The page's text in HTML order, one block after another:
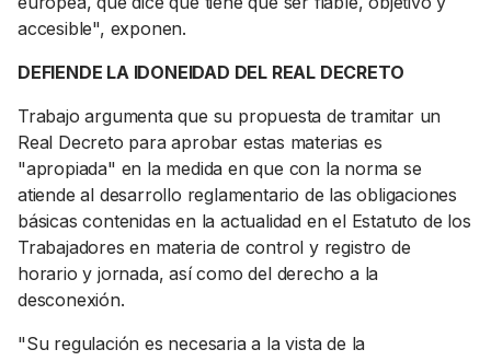
accesible", exponen.
DEFIENDE LA IDONEIDAD DEL REAL DECRETO
Trabajo argumenta que su propuesta de tramitar un
Real Decreto para aprobar estas materias es
"apropiada" en la medida en que con la norma se
atiende al desarrollo reglamentario de las obligaciones
básicas contenidas en la actualidad en el Estatuto de los
Trabajadores en materia de control y registro de
horario y jornada, así como del derecho a la
desconexión.
"Su regulación es necesaria a la vista de la